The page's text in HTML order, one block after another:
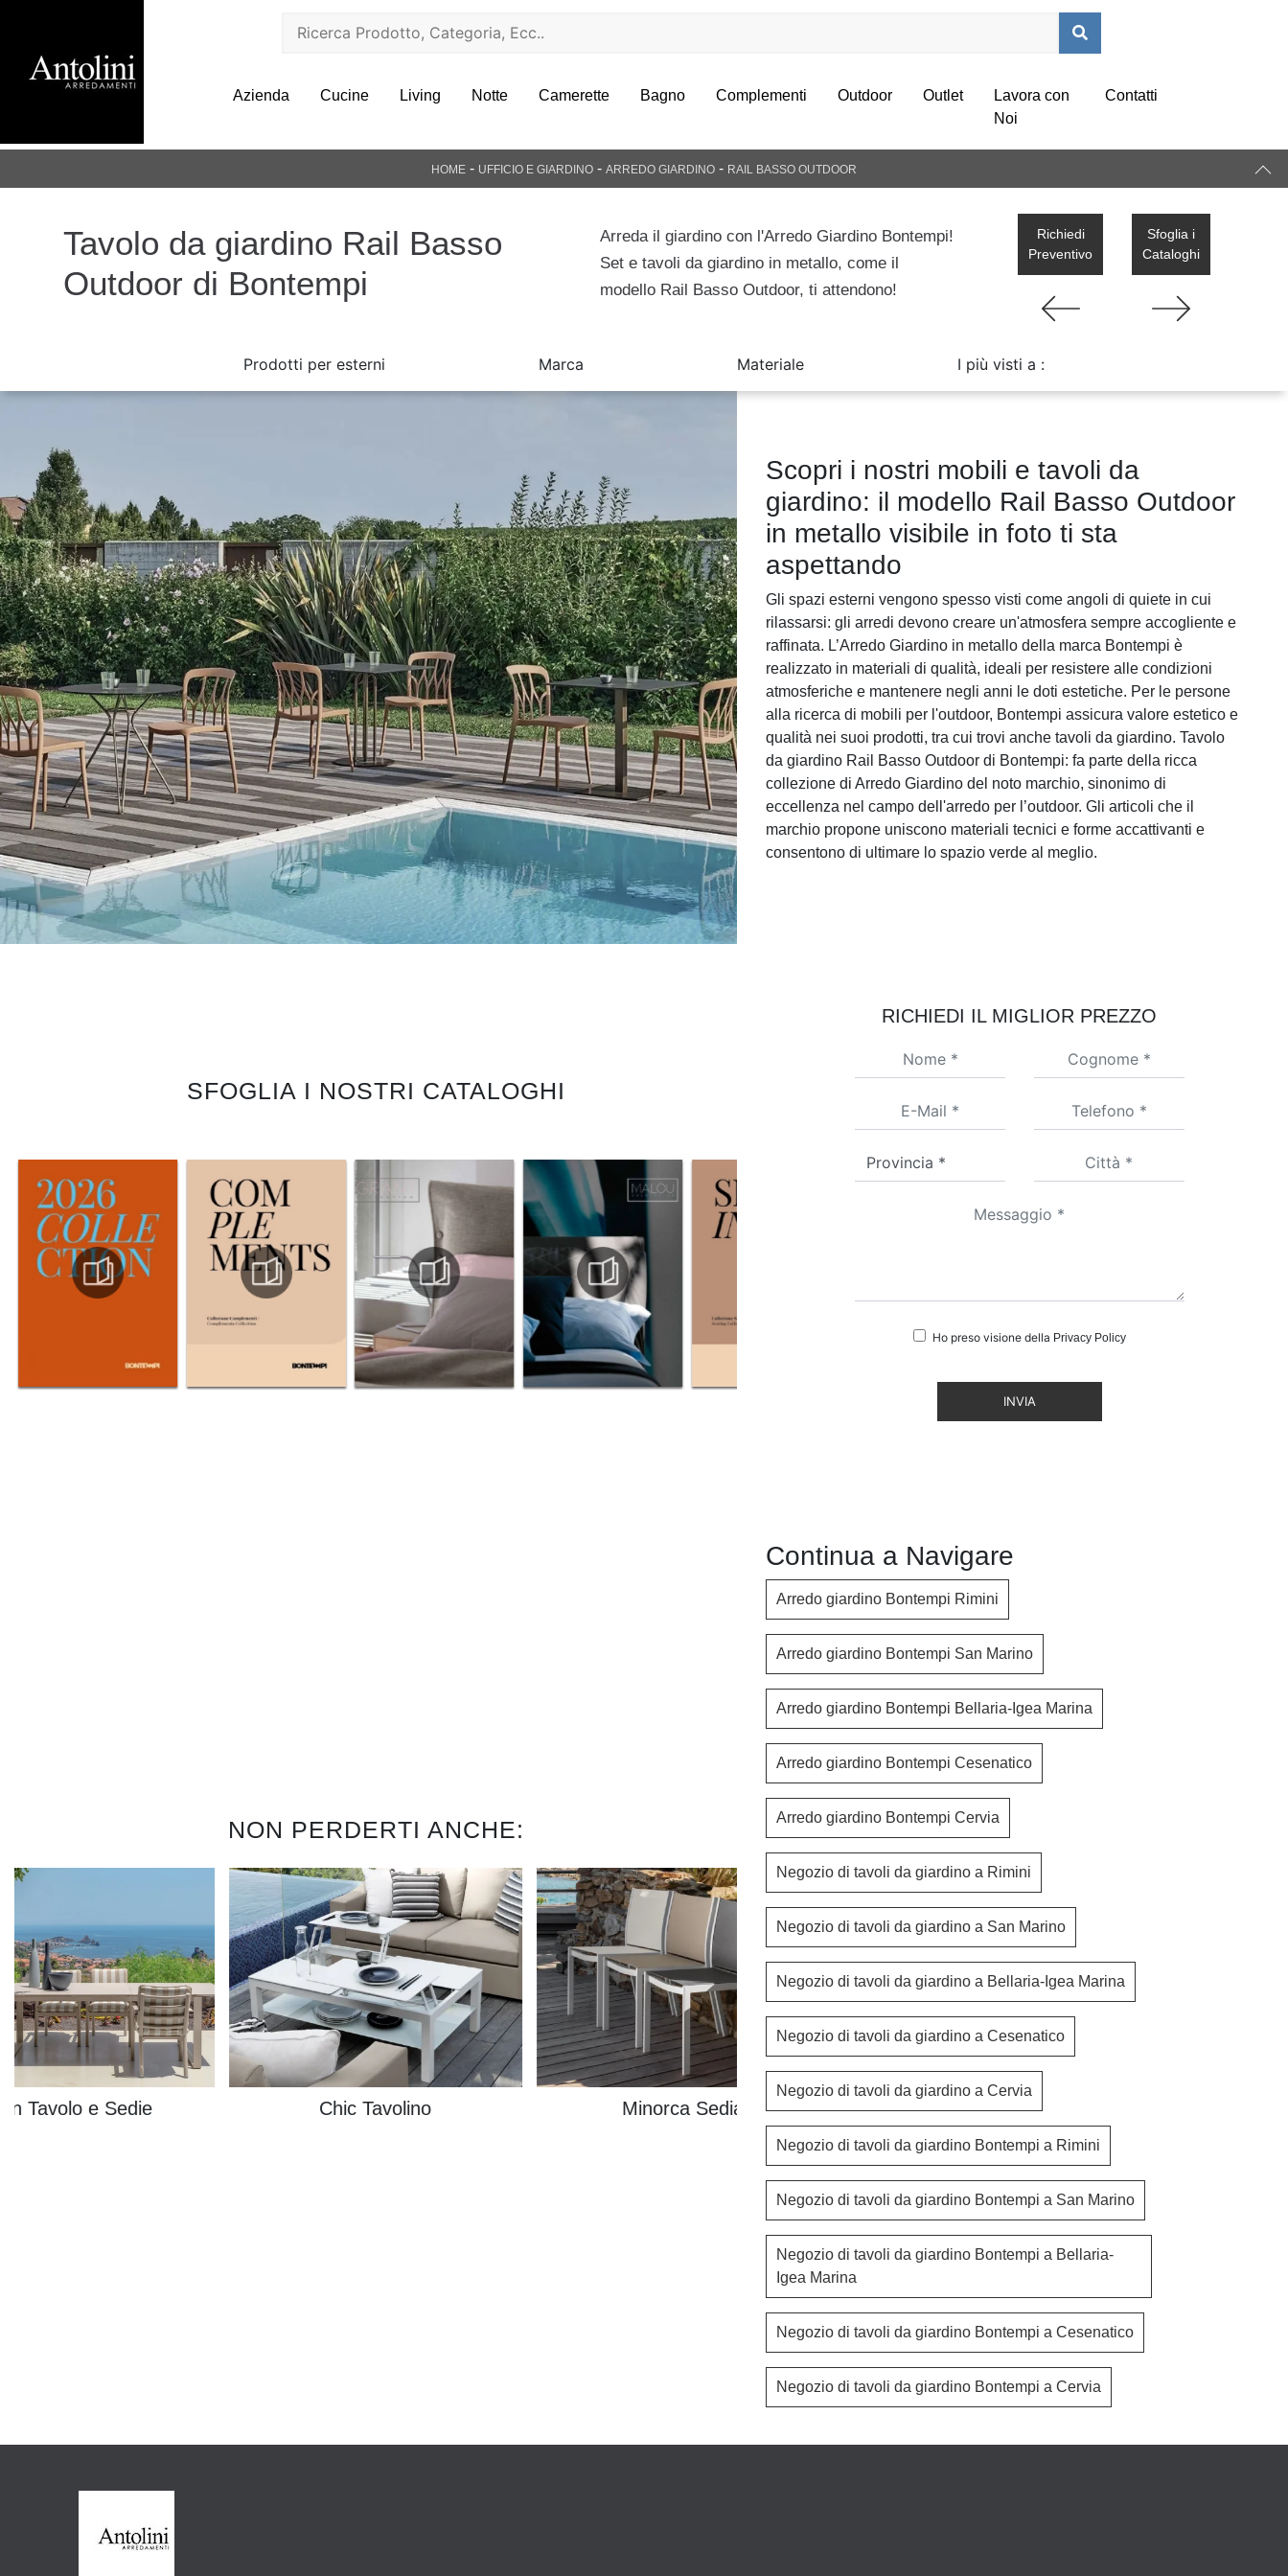
Azienda Cucine Living Notte Camerette Bagno Complementi Outdoor Outlet
Lavora con
Noi
Contatti
HOME - UFFICIO E GIARDINO - ARREDO GIARDINO - RAIL BASSO OUTDOOR
Tavolo da giardino Rail Basso
Outdoor di Bontempi
Arreda il giardino con l'Arredo Giardino Bontempi!
Set e tavoli da giardino in metallo, come il
modello Rail Basso Outdoor, ti attendono!
Richiedi
Preventivo
Sfoglia i
Cataloghi
Prodotti per esterni Marca Materiale I più visti a :
Scopri i nostri mobili e tavoli da
giardino: il modello Rail Basso Outdoor
in metallo visibile in foto ti sta
aspettando
Gli spazi esterni vengono spesso visti come angoli di quiete in cui
rilassarsi: gli arredi devono creare un'atmosfera sempre accogliente e
raffinata. L’Arredo Giardino in metallo della marca Bontempi è
realizzato in materiali di qualità, ideali per resistere alle condizioni
atmosferiche e mantenere negli anni le doti estetiche. Per le persone
alla ricerca di mobili per l'outdoor, Bontempi assicura valore estetico e
qualità nei suoi prodotti, tra cui trovi anche tavoli da giardino. Tavolo
da giardino Rail Basso Outdoor di Bontempi: fa parte della ricca
collezione di Arredo Giardino del noto marchio, sinonimo di
eccellenza nel campo dell'arredo per l’outdoor. Gli articoli che il
marchio propone uniscono materiali tecnici e forme accattivanti e
consentono di ultimare lo spazio verde al meglio.
SFOGLIA I NOSTRI CATALOGHI
RICHIEDI IL MIGLIOR PREZZO
Ho preso visione della Privacy Policy
INVIA
NON PERDERTI ANCHE:
Tavolo e Sedie Chic Tavolino Minorca Sedia Inout Poltroncina in alluminio
Continua a Navigare
Arredo giardino Bontempi Rimini
Arredo giardino Bontempi San Marino
Arredo giardino Bontempi Bellaria-Igea Marina
Arredo giardino Bontempi Cesenatico
Arredo giardino Bontempi Cervia
Negozio di tavoli da giardino a Rimini
Negozio di tavoli da giardino a San Marino
Negozio di tavoli da giardino a Bellaria-Igea Marina
Negozio di tavoli da giardino a Cesenatico
Negozio di tavoli da giardino a Cervia
Negozio di tavoli da giardino Bontempi a Rimini
Negozio di tavoli da giardino Bontempi a San Marino
Negozio di tavoli da giardino Bontempi a Bellaria-
Igea Marina
Negozio di tavoli da giardino Bontempi a Cesenatico
Negozio di tavoli da giardino Bontempi a Cervia